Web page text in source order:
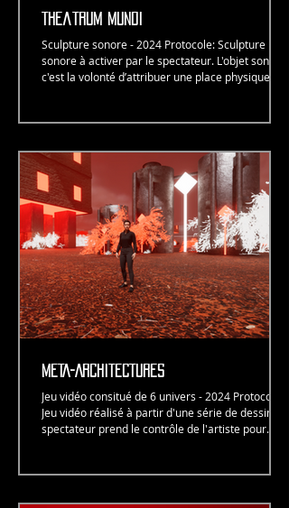
THeatrum mundi
Sculpture sonore - 2024 Protocole: Sculpture
sonore à activer par le spectateur. L'objet sonore,
c'est la volonté d’attribuer une place physique à la
bruits du monde. Cette sculpture qui s’intitule
Giulo Camillo. Un théâtre qui permettrait à
quiconque d’accéder au savoir universel. De cette
idée, l'artiste en a fait une sculpture à
META-ARCHITECTURES
Jeu vidéo consitué de 6 univers - 2024 Protocole:
Jeu vidéo réalisé à partir d'une série de dessin. Le
spectateur prend le contrôle de l'artiste pour
Camille SAUER crée des mondes numériques,